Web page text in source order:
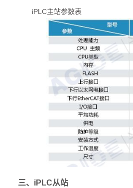
iPLC主站参数表
三、iPLC从站